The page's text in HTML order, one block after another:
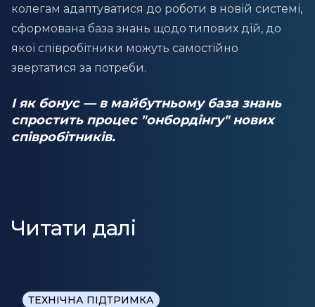
колегам адаптуватися до роботи в новій системі,
сформована база знань щодо типових дій, до
якої співробітники можуть самостійно
звертатися за потреби.
І як бонус — в майбутньому база знань
спростить процес "онбордінгу" нових
співробітників.
Читати далі
ТЕХНІЧНА ПІДТРИМКА